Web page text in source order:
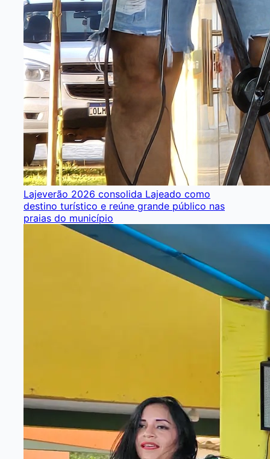
Lajeverão 2026 consolida Lajeado como
destino turístico e reúne grande público nas
praias do município